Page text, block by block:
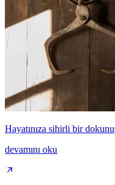
Hayatınıza sihirli bir
devamını oku